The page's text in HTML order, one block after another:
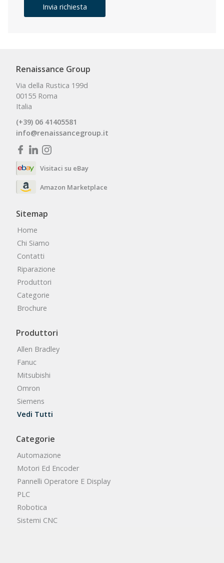
Invia richiesta
Renaissance Group
Via della Rustica 199d
00155 Roma
Italia
(+39) 06 41405581
info@renaissancegroup.it
Visitaci su eBay
Amazon Marketplace
Sitemap
Home
Chi Siamo
Contatti
Riparazione
Produttori
Categorie
Brochure
Produttori
Allen Bradley
Fanuc
Mitsubishi
Omron
Siemens
Vedi Tutti
Categorie
Automazione
Motori Ed Encoder
Pannelli Operatore E Display
PLC
Robotica
Sistemi CNC